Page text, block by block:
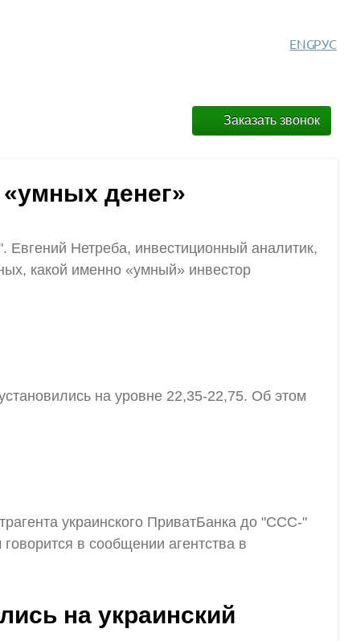
РУС
ENG
Заказать звонок
денег»
Евгений Нетреба, инвестиционный аналитик,
какой именно «умный» инвестор
на уровне 22,35-22,75. Об этом
украинского ПриватБанка до "CCC-"
в сообщении агентства в
на украинский